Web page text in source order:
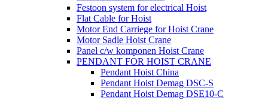
Festoon system for electrical Hoist
Flat Cable for Hoist
Motor End Carriege for Hoist Crane
Motor Sadle Hoist Crane
Panel c/w komponen Hoist Crane
PENDANT FOR HOIST CRANE
Pendant Hoist China
Pendant Hoist Demag DSC-S
Pendant Hoist Demag DSE10-C